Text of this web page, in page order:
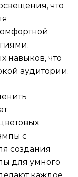
что
навыков, что
аудитории.
с
создания
для умного